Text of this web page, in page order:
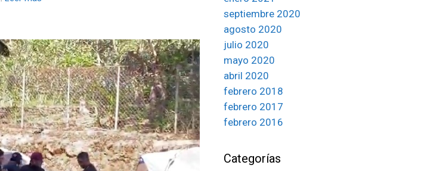
septiembre 2020
agosto 2020
julio 2020
mayo 2020
abril 2020
febrero 2018
febrero 2017
febrero 2016
Categorías